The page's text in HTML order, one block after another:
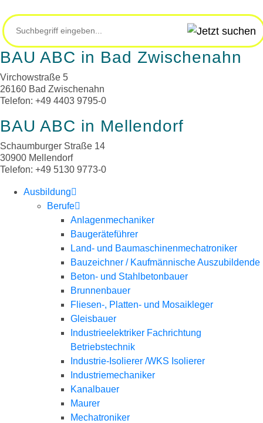
Inhalt
springen
BAU ABC in Bad Zwischenahn
Virchowstraße 5
26160 Bad Zwischenahn
Telefon: +49 4403 9795-0
BAU ABC in Mellendorf
Schaumburger Straße 14
30900 Mellendorf
Telefon: +49 5130 9773-0
Ausbildung
Berufe
Anlagenmechaniker
Baugeräteführer
Land- und Baumaschinenmechatroniker
Bauzeichner / Kaufmännische Auszubildende
Beton- und Stahlbetonbauer
Brunnenbauer
Fliesen-, Platten- und Mosaikleger
Gleisbauer
Industrieelektriker Fachrichtung
Betriebstechnik
Industrie-Isolierer /WKS Isolierer
Industriemechaniker
Kanalbauer
Maurer
Mechatroniker